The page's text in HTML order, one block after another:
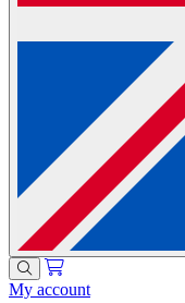
My account